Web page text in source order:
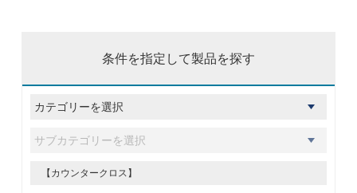
条件を指定して製品を探す